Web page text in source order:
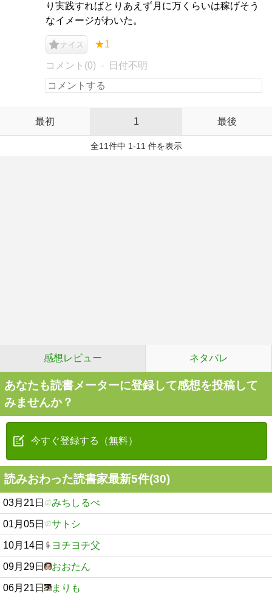
り実践すればとりあえず月に万くらいは稼げそう
なイメージがわいた。
ナイス ★1
コメント(0) 日付不明
最初 1 最後
全11件中 1-11 件を表示
感想レビュー ネタバレ
あなたも読書メーターに登録して感想を投稿して
みませんか？
今すぐ登録する（無料）
読みおわった読書家最新5件(30)
03月21日 みちしるべ
01月05日 サトシ
10月14日 ヨチヨチ父
09月29日 おおたん
06月21日 まりも